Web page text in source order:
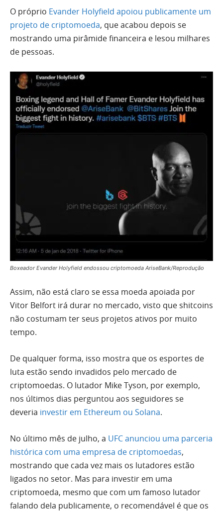
O próprio Evander Holyfield apoiou publicamente um
projeto de criptomoeda, que acabou depois se
mostrando uma pirâmide financeira e lesou milhares
de pessoas.
Boxeador Evander Holyfield endossou criptomoeda AriseBank/Reprodução
Assim, não está claro se essa moeda apoiada por
Vitor Belfort irá durar no mercado, visto que shitcoins
não costumam ter seus projetos ativos por muito
tempo.
De qualquer forma, isso mostra que os esportes de
luta estão sendo invadidos pelo mercado de
criptomoedas. O lutador Mike Tyson, por exemplo,
nos últimos dias perguntou aos seguidores se
deveria investir em Ethereum ou Solana.
No último mês de julho, a UFC anunciou uma parceria
histórica com uma empresa de criptomoedas,
mostrando que cada vez mais os lutadores estão
ligados no setor. Mas para investir em uma
criptomoeda, mesmo que com um famoso lutador
falando dela publicamente, o recomendável é que os